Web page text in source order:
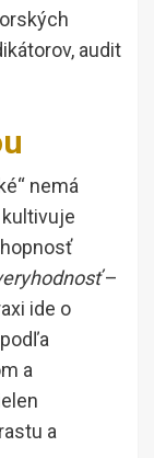
audit
nemá
–
ide o
a
a